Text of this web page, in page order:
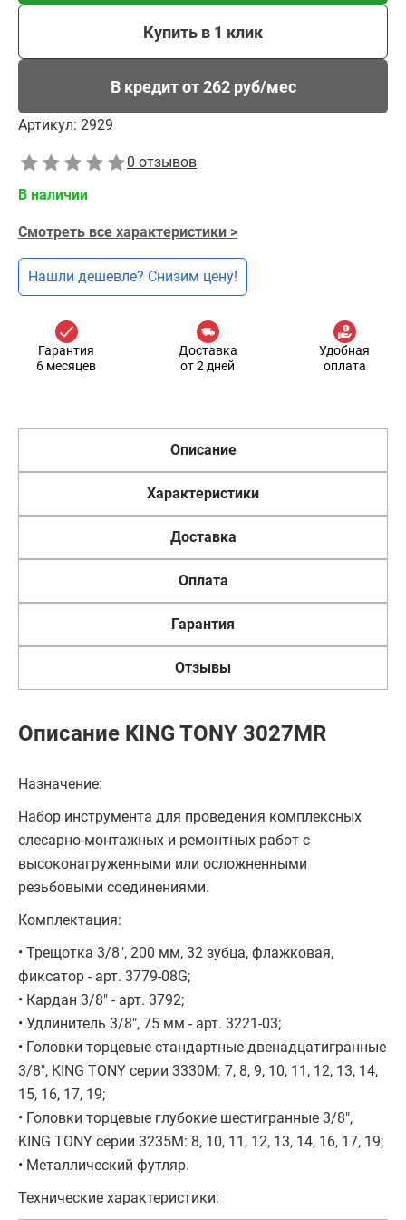
Купить в 1 клик
В кредит от 262 руб/мес
Артикул: 2929
0 отзывов
В наличии
Смотреть все характеристики >
Нашли дешевле? Снизим цену!
Гарантия
6 месяцев
Доставка
от 2 дней
Удобная
оплата
Описание
Характеристики
Доставка
Оплата
Гарантия
Отзывы
Описание KING TONY 3027MR
Назначение:
Набор инструмента для проведения комплексных
слесарно-монтажных и ремонтных работ с
высоконагруженными или осложненными
резьбовыми соединениями.
Комплектация:
• Трещотка 3/8", 200 мм, 32 зубца, флажковая,
фиксатор - арт. 3779-08G;
• Кардан 3/8" - арт. 3792;
• Удлинитель 3/8", 75 мм - арт. 3221-03;
• Головки торцевые стандартные двенадцатигранные
3/8", KING TONY серии 3330M: 7, 8, 9, 10, 11, 12, 13, 14,
15, 16, 17, 19;
• Головки торцевые глубокие шестигранные 3/8",
KING TONY серии 3235M: 8, 10, 11, 12, 13, 14, 16, 17, 19;
• Металлический футляр.
Технические характеристики: